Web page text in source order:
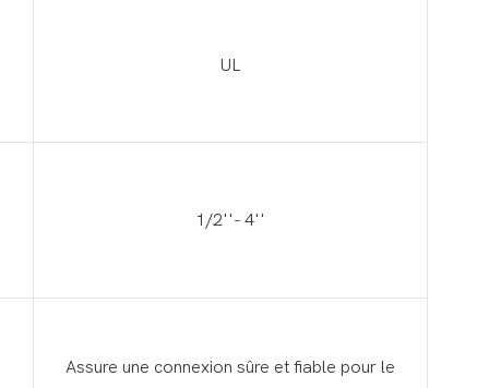
UL
1/2''- 4''
Assure une connexion sûre et fiable pour le